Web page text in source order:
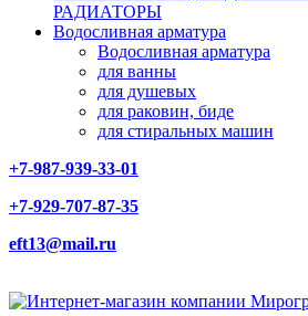
РАДИАТОРЫ
Водосливная арматура
Водосливная арматура
для ванны
для душевых
для раковин, биде
для стиральных машин
+7-987-939-33-01
+7-929-707-87-35
eft13@mail.ru